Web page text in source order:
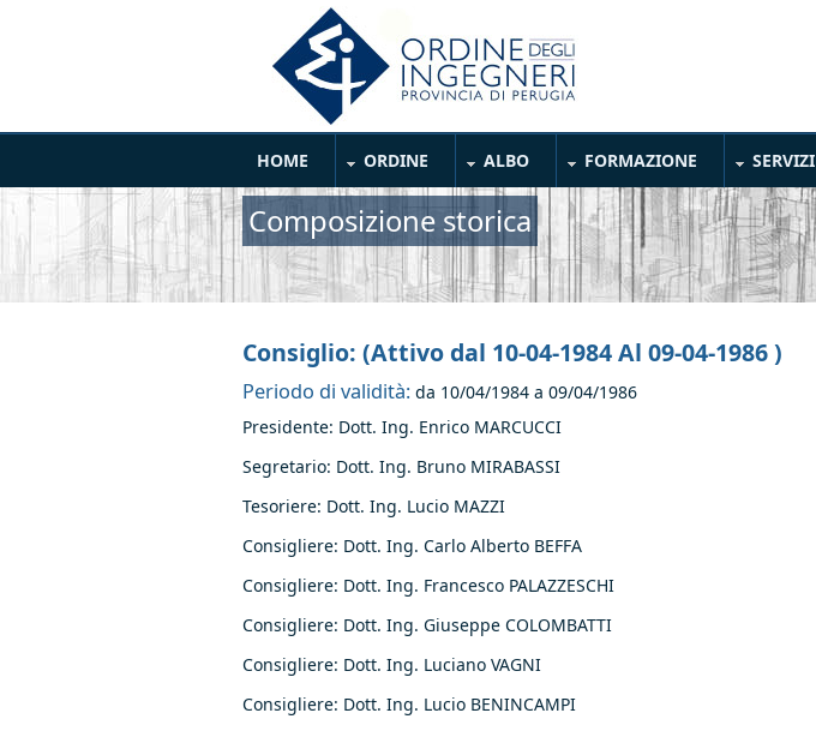
Main Menu
HOME ORDINE ALBO FORMAZIONE SERVIZI
Composizione storica
Consiglio: (Attivo dal 10-04-1984 Al 09-04-1986 )
Periodo di validità: da 10/04/1984 a 09/04/1986
Presidente: Dott. Ing. Enrico MARCUCCI
Segretario: Dott. Ing. Bruno MIRABASSI
Tesoriere: Dott. Ing. Lucio MAZZI
Consigliere: Dott. Ing. Carlo Alberto BEFFA
Consigliere: Dott. Ing. Francesco PALAZZESCHI
Consigliere: Dott. Ing. Giuseppe COLOMBATTI
Consigliere: Dott. Ing. Luciano VAGNI
Consigliere: Dott. Ing. Lucio BENINCAMPI